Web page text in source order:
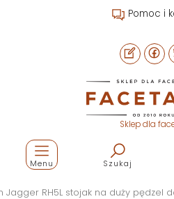
Pomoc i
Sklep dla
Szukaj
Menu
Jagger RH5L stojak na duży pędzel